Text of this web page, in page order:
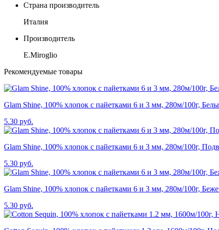
Страна производитель
Италия
Производитель
E.Miroglio
Рекомендуемые товары
Glam Shine, 100% хлопок с пайетками 6 и 3 мм, 280м/100г,
5.30 руб.
Glam Shine, 100% хлопок с пайетками 6 и 3 мм, 280м/100г,
5.30 руб.
Glam Shine, 100% хлопок с пайетками 6 и 3 мм, 280м/100г,
5.30 руб.